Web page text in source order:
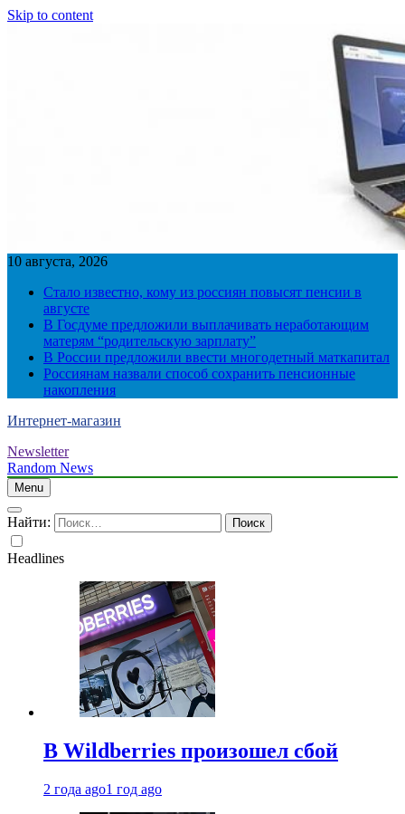
Skip to content
10 августа, 2026
Стало известно, кому из россиян повысят пенсии в
августе
В Госдуме предложили выплачивать неработающим
матерям “родительскую зарплату”
В России предложили ввести многодетный маткапитал
Россиянам назвали способ сохранить пенсионные
накопления
Интернет-магазин
Newsletter
Random News
Menu
Найти:
Headlines
В Wildberries произошел сбой
2 года ago1 год ago